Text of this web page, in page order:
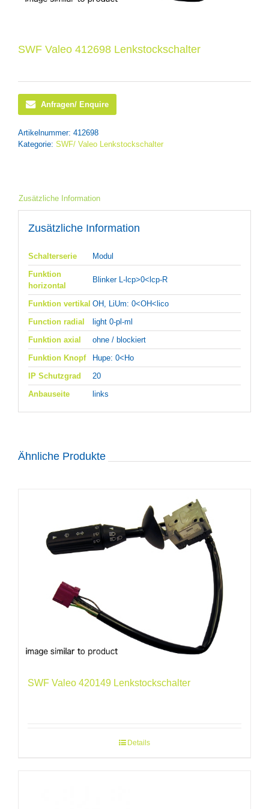
SWF Valeo 412698 Lenkstockschalter
Anfragen/ Enquire
Artikelnummer: 412698
Kategorie: SWF/ Valeo Lenkstockschalter
Zusätzliche Information
Zusätzliche Information
Schalterserie
Modul
Funktion
horizontal
Blinker L-lcp>0<lcp-R
Funktion vertikal OH, LiUm: 0<OH<lico
Function radial
light 0-pl-ml
Funktion axial
ohne / blockiert
Funktion Knopf
Hupe: 0<Ho
IP Schutzgrad
20
Anbauseite
links
Ähnliche Produkte
SWF Valeo 420149 Lenkstockschalter
Details